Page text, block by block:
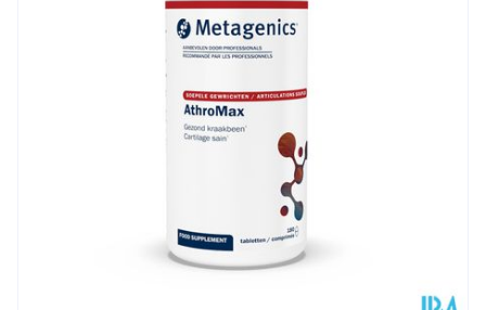
Dieetbeperkingen
Zonder allergenen,
Zonder kleurstoffen
Kamertemperatuur (15°C